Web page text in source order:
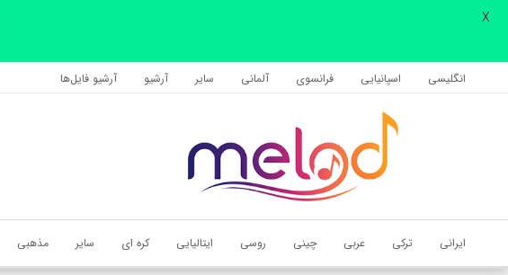
انگلیسی اسپانیایی فرانسوی آلمانی سایر آرشیو آرشیو فایل‌‎ها
ایرانی ترکی عربی چینی روسی ایتالیایی کره ای سایر مذهبی
اشتراک گذاری
با استفاده از روش‌های زیر می‌توانید این صفحه را با دوستان خود به
کپی لینک
X